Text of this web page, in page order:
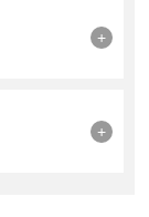
+
+